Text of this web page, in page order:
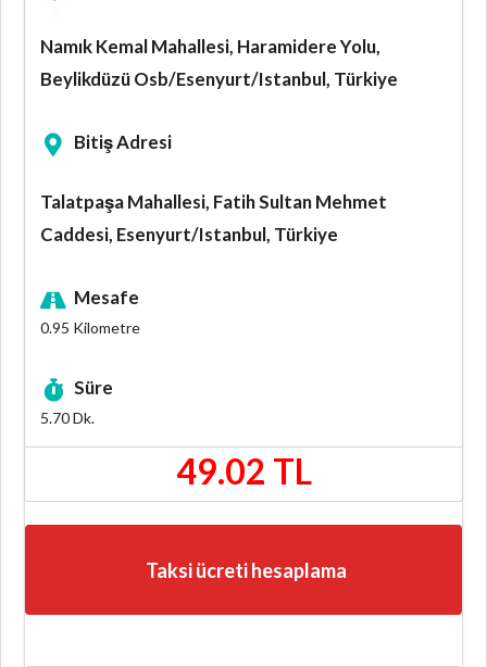
Namık Kemal Mahallesi, Haramidere Yolu,
Beylikdüzü Osb/Esenyurt/Istanbul, Türkiye
Bitiş Adresi
Talatpaşa Mahallesi, Fatih Sultan Mehmet
Caddesi, Esenyurt/Istanbul, Türkiye
Mesafe
0.95 Kilometre
Süre
5.70Dk.
49.02 TL
Taksi ücreti hesaplama